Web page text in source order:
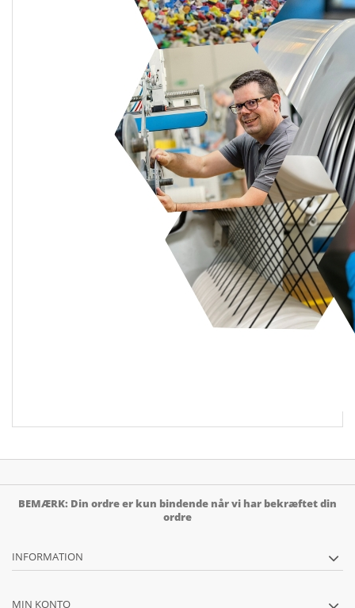
BEMÆRK: Din ordre er kun bindende når vi har bekræftet din
ordre
INFORMATION
MIN KONTO